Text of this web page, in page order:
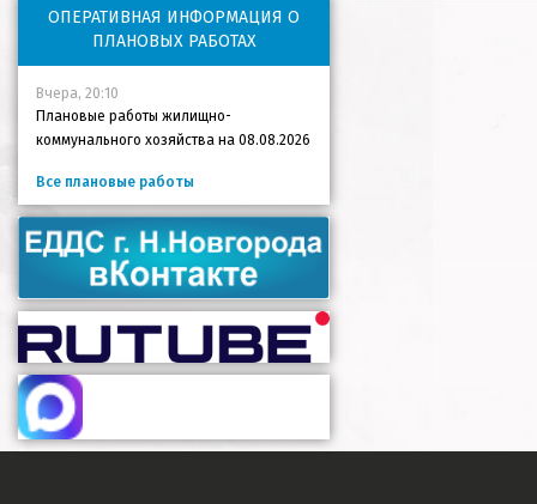
ОПЕРАТИВНАЯ ИНФОРМАЦИЯ О
ПЛАНОВЫХ РАБОТАХ
Вчера, 20:10
Плановые работы жилищно-
коммунального хозяйства на 08.08.2026
Все плановые работы